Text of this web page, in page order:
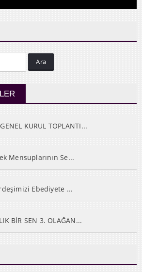
Ara
KURUL TOPLANTI...
Mensuplarının Se...
Ebediyete ...
BİR SEN 3. OLAĞAN...